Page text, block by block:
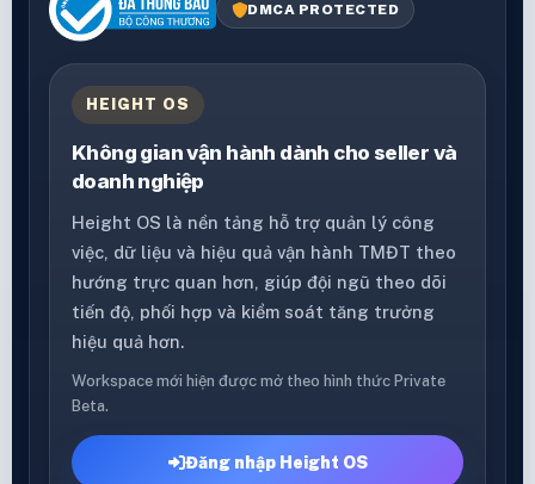
DMCA PROTECTED
HEIGHT OS
Không gian vận hành dành cho seller và
doanh nghiệp
Height OS là nền tảng hỗ trợ quản lý công
việc, dữ liệu và hiệu quả vận hành TMĐT theo
hướng trực quan hơn, giúp đội ngũ theo dõi
tiến độ, phối hợp và kiểm soát tăng trưởng
hiệu quả hơn.
Workspace mới hiện được mở theo hình thức Private
Beta.
Đăng nhập Height OS